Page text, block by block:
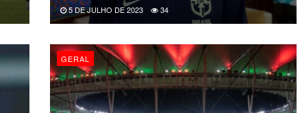
5 DE JULHO DE 2023 34
GERAL